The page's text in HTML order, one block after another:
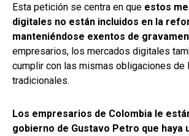
Esta petición se centra en que estos
digitales no están incluidos en la
manteniéndose exentos de gravamen
empresarios, los mercados digitales
cumplir con las mismas obligaciones de
tradicionales.
Los empresarios de Colombia le
gobierno de Gustavo Petro que haya